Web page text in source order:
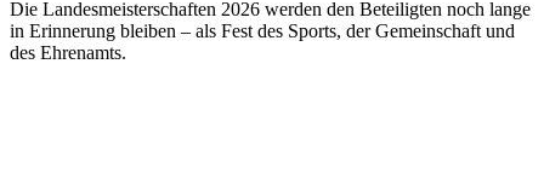
Die Landesmeisterschaften 2026 werden den Beteiligten noch lange
in Erinnerung bleiben – als Fest des Sports, der Gemeinschaft und
des Ehrenamts.